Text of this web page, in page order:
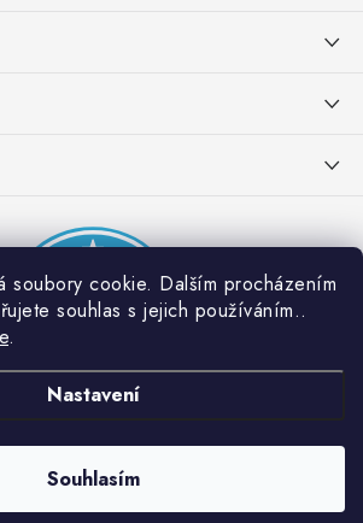
soubory cookie. Dalším procházením
souhlas s jejich používáním..
.
Nastavení
Souhlasím
plecháček
Dobrý triko. Všechna práva vyhrazena.